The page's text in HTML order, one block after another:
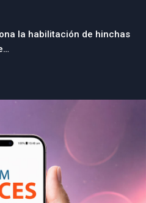
la habilitación de hinchas